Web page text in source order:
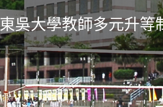
吳大學教師多元升等